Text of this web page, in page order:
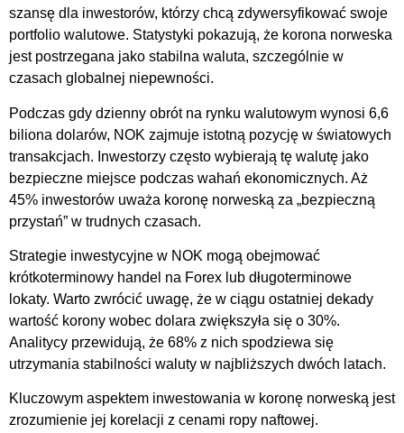
szansę dla inwestorów, którzy chcą zdywersyfikować swoje
portfolio walutowe. Statystyki pokazują, że korona norweska
jest postrzegana jako stabilna waluta, szczególnie w
czasach globalnej niepewności.
Podczas gdy dzienny obrót na rynku walutowym wynosi 6,6
biliona dolarów, NOK zajmuje istotną pozycję w światowych
transakcjach. Inwestorzy często wybierają tę walutę jako
bezpieczne miejsce podczas wahań ekonomicznych. Aż
45% inwestorów uważa koronę norweską za „bezpieczną
przystań” w trudnych czasach.
Strategie inwestycyjne w NOK mogą obejmować
krótkoterminowy handel na Forex lub długoterminowe
lokaty. Warto zwrócić uwagę, że w ciągu ostatniej dekady
wartość korony wobec dolara zwiększyła się o 30%.
Analitycy przewidują, że 68% z nich spodziewa się
utrzymania stabilności waluty w najbliższych dwóch latach.
Kluczowym aspektem inwestowania w koronę norweską jest
zrozumienie jej korelacji z cenami ropy naftowej.